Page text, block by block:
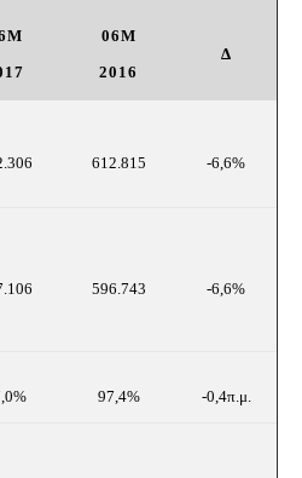
06M
2016
Δ
612.815 -6,6%
596.743 -6,6%
97,4% -0,4π.μ.